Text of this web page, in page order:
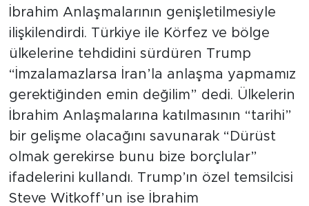
İbrahim Anlaşmalarının genişletilmesiyle
ilişkilendirdi. Türkiye ile Körfez ve bölge
ülkelerine tehdidini sürdüren Trump
“İmzalamazlarsa İran’la anlaşma yapmamız
gerektiğinden emin değilim” dedi. Ülkelerin
İbrahim Anlaşmalarına katılmasının “tarihi”
bir gelişme olacağını savunarak “Dürüst
olmak gerekirse bunu bize borçlular”
ifadelerini kullandı. Trump’ın özel temsilcisi
Steve Witkoff’un ise İbrahim